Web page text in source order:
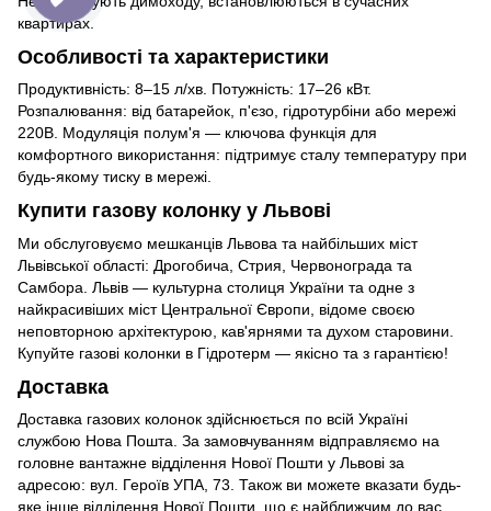
квартирах.
Особливості та характеристики
Продуктивність: 8–15 л/хв. Потужність: 17–26 кВт.
Розпалювання: від батарейок, п'єзо, гідротурбіни або мережі
220В. Модуляція полум'я — ключова функція для
комфортного використання: підтримує сталу температуру при
будь-якому тиску в мережі.
Купити газову колонку у Львові
Ми обслуговуємо мешканців Львова та найбільших міст
Львівської області: Дрогобича, Стрия, Червонограда та
Самбора. Львів — культурна столиця України та одне з
найкрасивіших міст Центральної Європи, відоме своєю
неповторною архітектурою, кав'ярнями та духом старовини.
Купуйте газові колонки в Гідротерм — якісно та з гарантією!
Доставка
Доставка газових колонок здійснюється по всій Україні
службою Нова Пошта. За замовчуванням відправляємо на
головне вантажне відділення Нової Пошти у Львові за
адресою: вул. Героїв УПА, 73. Також ви можете вказати будь-
яке інше відділення Нової Пошти, що є найближчим до вас.